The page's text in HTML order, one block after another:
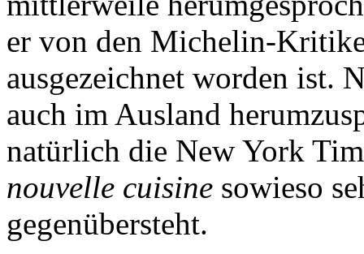
er von den Michelin-
ausgezeichnet worden ist.
auch im Ausland
natürlich die New York
nouvelle cuisine sowieso
gegenübersteht.